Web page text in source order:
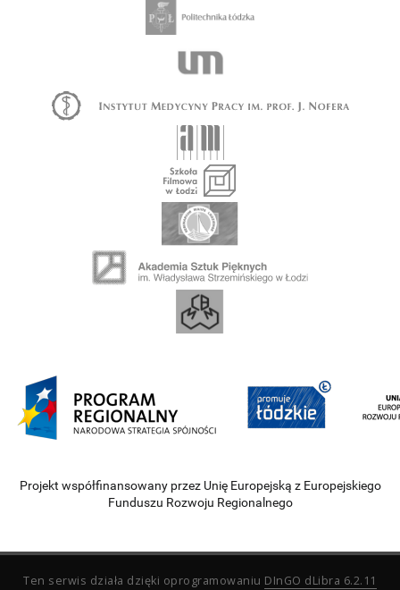
Projekt współfinansowany przez Unię Europejską z Europejskiego
Funduszu Rozwoju Regionalnego
Ten serwis działa dzięki oprogramowaniu DInGO dLibra 6.2.11